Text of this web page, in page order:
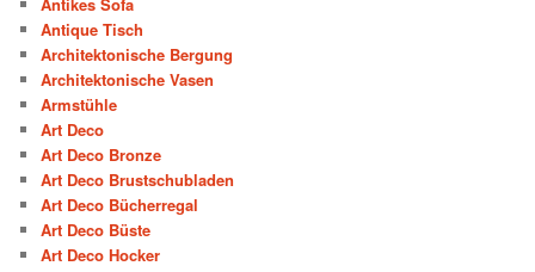
Antique Tisch
Architektonische Bergung
Architektonische Vasen
Armstühle
Art Deco
Art Deco Bronze
Art Deco Brustschubladen
Art Deco Bücherregal
Art Deco Büste
Art Deco Hocker